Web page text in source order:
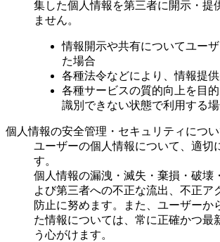
集した個人情報を第三者に開示・提
ません。
情報開示や共有についてユー
た場合
各種法令などにより、情報提
各種サービスの質的向上を目
識別できない状態で利用する
個人情報の安全管理・セキュリティについ
ユーザーの個人情報について、適切
す。
個人情報の漏洩・滅失・棄損・破壊
よび第三者への不正な流出、不正ア
防止に努めます。また、ユーザーか
た情報については、常に正確かつ最
う心がけます。